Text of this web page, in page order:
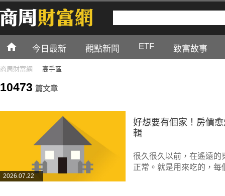
今日最新 觀點新聞 ETF 致富故事
商周財富網 高手區
10473 篇文章
2026.07.22
好想要有個家！房價
輯
很久很久以前，在遙遠的
正常。就是用來吃的，